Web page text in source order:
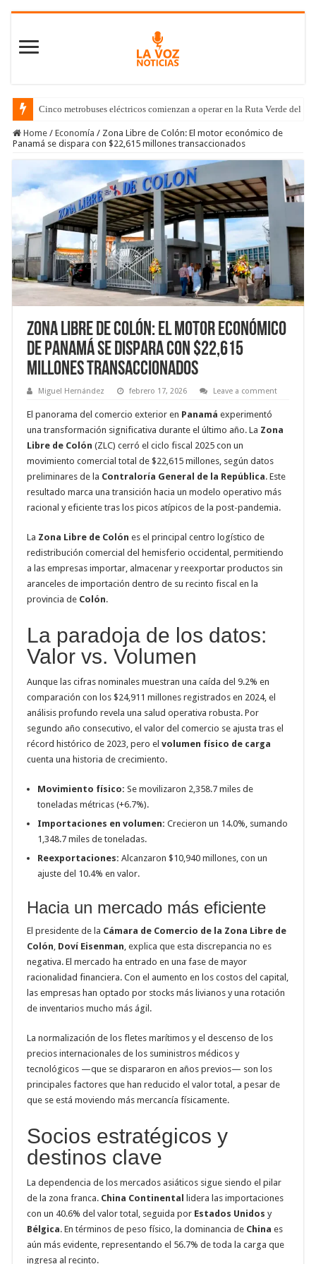
Cinco metrobuses eléctricos comienzan a operar en la Ruta Verde del
Home / Economía / Zona Libre de Colón: El motor económico de
Panamá se dispara con $22,615 millones transaccionados
Zona Libre de Colón: El motor económico
de Panamá se dispara con $22,615
millones transaccionados
Miguel Hernández febrero 17, 2026 Leave a comment
El panorama del comercio exterior en Panamá experimentó
una transformación significativa durante el último año. La Zona
Libre de Colón (ZLC) cerró el ciclo fiscal 2025 con un
movimiento comercial total de $22,615 millones, según datos
preliminares de la Contraloría General de la República. Este
resultado marca una transición hacia un modelo operativo más
racional y eficiente tras los picos atípicos de la post-pandemia.
La Zona Libre de Colón es el principal centro logístico de
redistribución comercial del hemisferio occidental, permitiendo
a las empresas importar, almacenar y reexportar productos sin
aranceles de importación dentro de su recinto fiscal en la
provincia de Colón.
La paradoja de los datos:
Valor vs. Volumen
Aunque las cifras nominales muestran una caída del 9.2% en
comparación con los $24,911 millones registrados en 2024, el
análisis profundo revela una salud operativa robusta. Por
segundo año consecutivo, el valor del comercio se ajusta tras el
récord histórico de 2023, pero elvolumen físico de carga
cuenta una historia de crecimiento.
Movimiento físico: Se movilizaron 2,358.7 miles de
toneladas métricas (+6.7%).
Importaciones en volumen: Crecieron un 14.0%, sumando
1,348.7 miles de toneladas.
Reexportaciones: Alcanzaron $10,940 millones, con un
ajuste del 10.4% en valor.
Hacia un mercado más eficiente
El presidente de la Cámara de Comercio de la Zona Libre de
Colón Doví Eisenman , explica que esta discrepancia no es
negativa. El mercado ha entrado en una fase de mayor
racionalidad financiera. Con el aumento en los costos del capital,
las empresas han optado por stocks más livianos y una rotación
de inventarios mucho más ágil.
La normalización de los fletes marítimos y el descenso de los
precios internacionales de los suministros médicos y
tecnológicos —que se dispararon en años previos— son los
principales factores que han reducido el valor total, a pesar de
que se está moviendo más mercancía físicamente.
Socios estratégicos y
destinos clave
La dependencia de los mercados asiáticos sigue siendo el pilar
de la zona franca. China Continental
lidera las importaciones
con un 40.6% del valor total, seguida por Estados Unidos y
Bélgica. En términos de peso físico, la dominancia de China es
aún más evidente, representando el 56.7% de toda la carga que
ingresa al recinto.